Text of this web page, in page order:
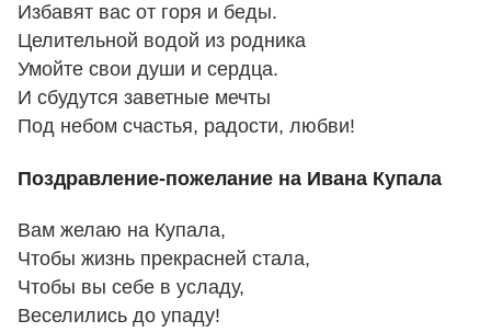
Избавят вас от горя и беды.
Целительной водой из родника
Умойте свои души и сердца.
И сбудутся заветные мечты
Под небом счастья, радости, любви!
Поздравление-пожелание на Ивана Купала
Вам желаю на Купала,
Чтобы жизнь прекрасней стала,
Чтобы вы себе в усладу,
Веселились до упаду!